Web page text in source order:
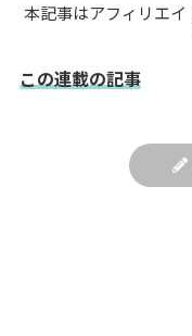
本記事はアフィリエ
この連載の記事